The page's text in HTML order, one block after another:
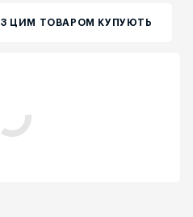
З ЦИМ ТОВАРОМ КУПУЮТЬ